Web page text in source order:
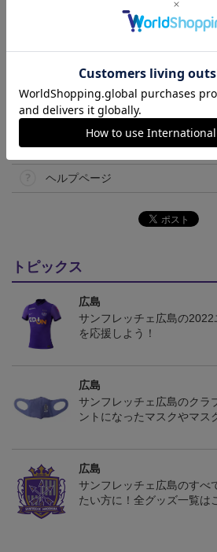
て見える場合がございます。あらかじめ
取り扱い商品によっては、パッケージや
その他
決済について
ギフト対応について
ヘルプページ
トピックス
広島
サンフレッチェ広島の
を応援しよう！
広島
サンフレッチェ広島のクラ
ントになったマスクやマス
広島
サンフレッチェ広島のすべ
たい方に！全グッズ一覧は